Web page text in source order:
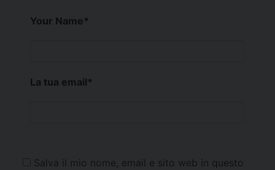
Your Name*
La tua email*
Salva il mio nome, email e sito web in questo